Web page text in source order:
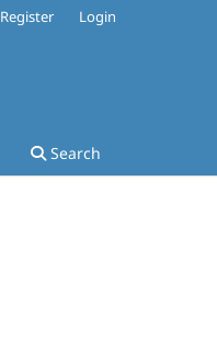
Search
Register Login